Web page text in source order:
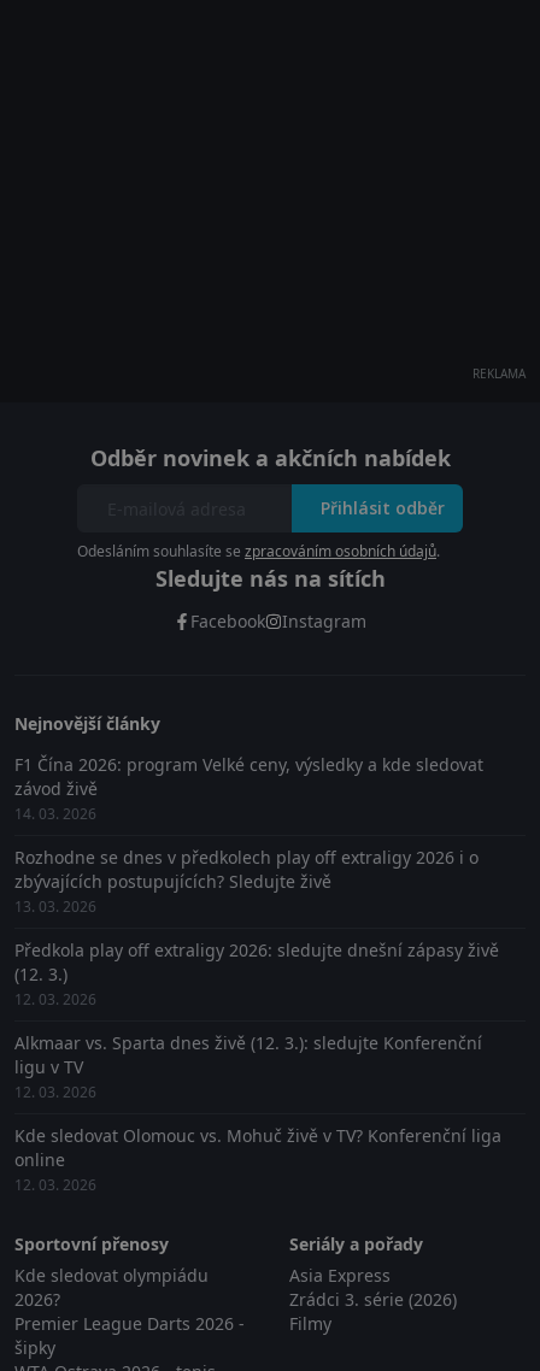
REKLAMA
Odběr novinek a akčních nabídek
Přihlásit odběr
Odesláním souhlasíte se zpracováním osobních údajů.
Sledujte nás na sítích
Facebook Instagram
Nejnovější články
F1 Čína 2026: program Velké ceny, výsledky a kde sledovat
závod živě
14. 03. 2026
Rozhodne se dnes v předkolech play off extraligy 2026 i o
zbývajících postupujících? Sledujte živě
13. 03. 2026
Předkola play off extraligy 2026: sledujte dnešní zápasy živě
(12. 3.)
12. 03. 2026
Alkmaar vs. Sparta dnes živě (12. 3.): sledujte Konferenční
ligu v TV
12. 03. 2026
Kde sledovat Olomouc vs. Mohuč živě v TV? Konferenční liga
online
12. 03. 2026
Sportovní přenosy
Kde sledovat olympiádu
2026?
Premier League Darts 2026 -
šipky
Seriály a pořady
Asia Express
Zrádci 3. série (2026)
Filmy